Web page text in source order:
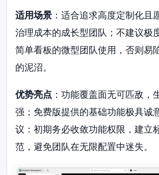
适用场景 ：适合追求高度定制化且
治理成本的成长型团队；不建议极
简单看板的微型团队使用，否则易
的泥沼。
优势亮点 ：功能覆盖面无可匹敌，
强；免费版提供的基础功能极具诚
议：初期务必收敛功能权限，建立
范，避免团队在无限配置中迷失。